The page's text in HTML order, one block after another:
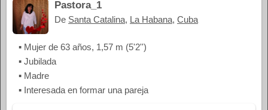
Pastora_1
De Santa Catalina, La Habana, Cuba
▪ Mujer de 63 años, 1,57 m (5'2'')
▪ Jubilada
▪ Madre
▪ Interesada en formar una pareja